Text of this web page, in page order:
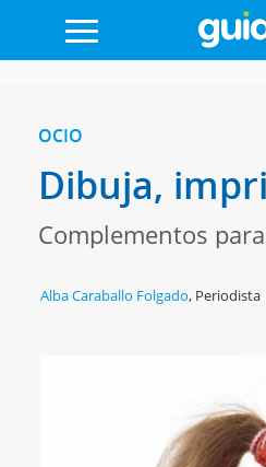
OCIO
Dibuja,
Complementos
Alba Caraballo Folgado, Periodista